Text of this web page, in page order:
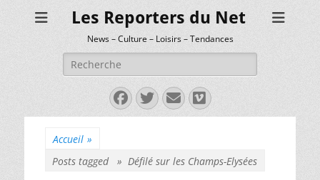
Les Reporters du Net
News – Culture – Loisirs – Tendances
Rechercher :
Facebook
Twitter
E-
mail
Vimeo
Accueil »
Posts tagged » Défilé sur les Champs-Elysées